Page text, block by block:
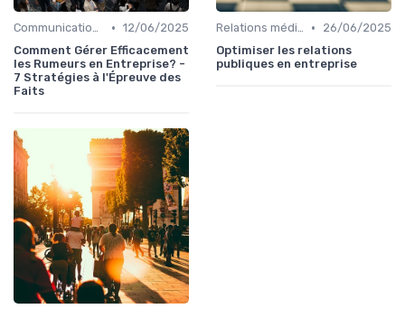
Communication de crise • 12/06/2025
Comment Gérer Efficacement
les Rumeurs en Entreprise? -
7 Stratégies à l'Épreuve des
Faits
Relations médias & presse •
26/06/2025
Optimiser les relations
publiques en entreprise